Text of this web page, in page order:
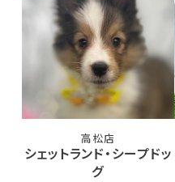
高松店
シェットランド・シープドッ
グ